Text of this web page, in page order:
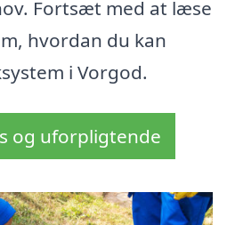
Fortsæt med at læse
hvordan du kan
i Vorgod.
og uforpligtende